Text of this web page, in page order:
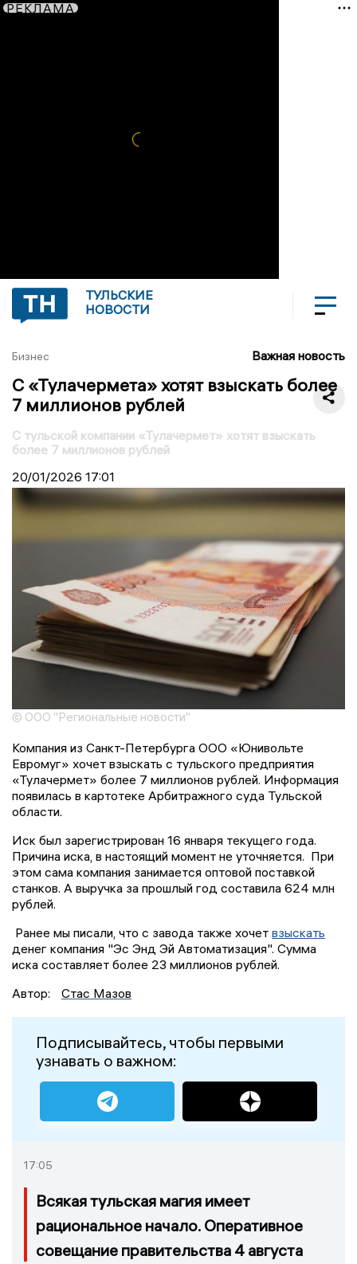
РЕКЛАМА
ТУЛЬСКИЕ
НОВОСТИ
Бизнес Важная новость
С «Тулачермета» хотят взыскать более
7 миллионов рублей
С тульской компании «Тулачермет» хотят взыскать
более 7 миллионов рублей
20/01/2026 17:01
© ООО "Региональные новости"
Компания из Санкт-Петербурга ООО «Юнивольте
Евромуг» хочет взыскать с тульского предприятия
«Тулачермет» более 7 миллионов рублей. Информация
появилась в картотеке Арбитражного суда Тульской
области.
Иск был зарегистрирован 16 января текущего года.
Причина иска, в настоящий момент не уточняется. При
этом сама компания занимается оптовой поставкой
станков. А выручка за прошлый год составила 624 млн
рублей.
Ранее мы писали, что с завода также хочет взыскать
денег компания "Эс Энд Эй Автоматизация". Сумма
иска составляет более 23 миллионов рублей.
Автор:
Стас Мазов
Подписывайтесь, чтобы первыми
узнавать о важном:
17:05
Всякая тульская магия имеет
рациональное начало. Оперативное
совещание правительства 4 августа